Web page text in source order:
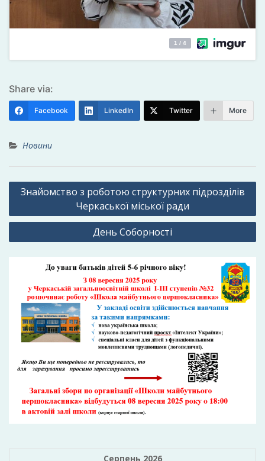
Share via:
Facebook LinkedIn Twitter More
Новини
Навігація
Знайомство з роботою структурних підрозділів
Черкаської міської ради
День Соборності
Серпень 2026